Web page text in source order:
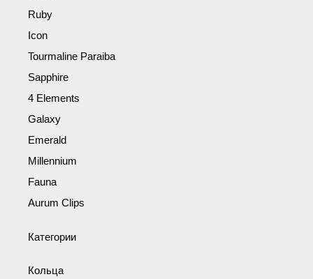
Ruby
Icon
Tourmaline Paraiba
Sapphire
4 Elements
Galaxy
Emerald
Millennium
Fauna
Aurum Clips
Категории
Кольца